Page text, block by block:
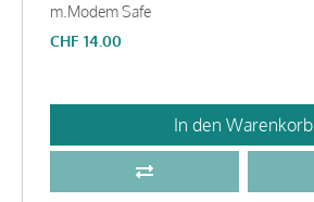
m.Modem Safe
CHF 14.00
In den Warenkorb